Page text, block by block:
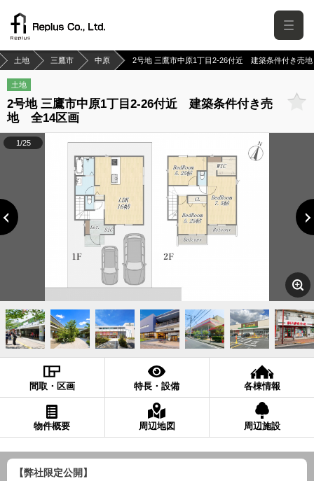
土地 三鷹市 中原 2号地 三鷹市中原1丁目2-26付近 建築条件付き売
土地
2号地 三鷹市中原1丁目2-26付近 建築条件付き売
地 全14区画
1/25
間取・区画 特長・設備 各棟情報
物件概要 周辺地図 周辺施設
【弊社限定公開】